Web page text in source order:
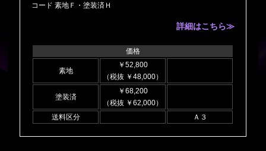
コード 素地Ｆ・塗装済Ｈ
詳細はこちら≫
価格
素地
￥52,800
（税抜 ￥48,000）
塗装済
￥68,200
（税抜 ￥62,000）
送料区分
Ａ３